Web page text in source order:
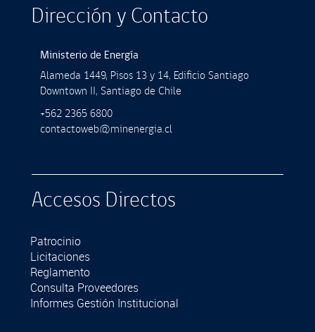
Dirección y Contacto
Ministerio de Energía
Alameda 1449, Pisos 13 y 14, Ediﬁcio Santiago
Downtown II, Santiago de Chile
+562 2365 6800
contactoweb@minenergia.cl
Accesos Directos
Patrocinio
Licitaciones
Reglamento
Consulta Proveedores
Informes Gestión Institucional